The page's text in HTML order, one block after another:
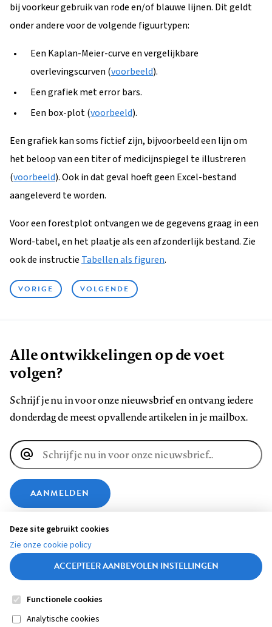
bij voorkeur gebruik van rode en/of blauwe lijnen. Dit geldt
onder andere voor de volgende figuurtypen:
Een Kaplan-Meier-curve en vergelijkbare
overlevingscurven (voorbeeld).
Een grafiek met error bars.
Een box-plot (voorbeeld).
Een grafiek kan soms fictief zijn, bijvoorbeeld een lijn om
het beloop van een titer of medicijnspiegel te illustreren
(voorbeeld). Ook in dat geval hoeft geen Excel-bestand
aangeleverd te worden.
Voor een forestplot ontvangen we de gegevens graag in een
Word-tabel, en het plaatje als een afzonderlijk bestand. Zie
ook de instructie Tabellen als figuren.
VORIGE VOLGENDE
Alle ontwikkelingen op de voet
volgen?
Schrijf je nu in voor onze nieuwsbrief en ontvang iedere
donderdag de meest opvallende artikelen in je mailbox.
E-
mailadres
AANMELDEN
VOLG ONS OP
Volg
Volg
Volg
Volg
Volg
Contact Colofon
Deze site gebruikt cookies
Zie onze cookie policy
ACCEPTEER AANBEVOLEN INSTELLINGEN
Functionele cookies
Analytische cookies